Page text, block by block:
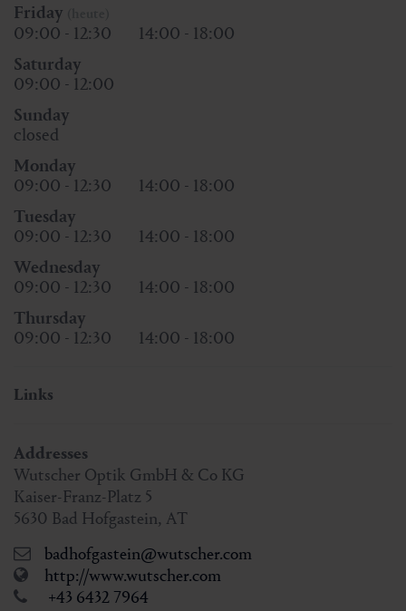
Friday
09:00 - 12:30
14:00 - 18:00
Saturday
09:00 - 12:00
Sunday
closed
Monday
09:00 - 12:30
14:00 - 18:00
Tuesday
09:00 - 12:30
14:00 - 18:00
Wednesday
09:00 - 12:30
14:00 - 18:00
Thursday
09:00 - 12:30
14:00 - 18:00
Links
Addresses
Wutscher Optik GmbH & Co KG
Kaiser-Franz-Platz 5
5630 Bad Hofgastein, AT
badhofgastein@wutscher.com
http://www.wutscher.com
+43 6432 7964